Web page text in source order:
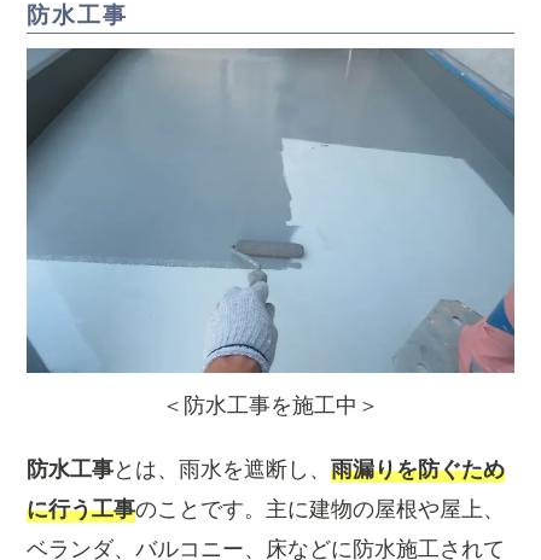
防水工事
＜防水工事を施工中＞
防水工事とは、雨水を遮断し、 雨漏りを防ぐため
に行う工事のことです。主に建物の屋根や屋上、
ベランダ、バルコニー、床などに防水施工されて